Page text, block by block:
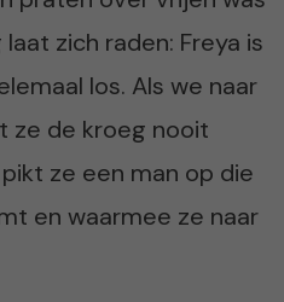
zich raden: Freya is
los. Als we naar
ze de kroeg nooit
ze een man op die
en waarmee ze naar